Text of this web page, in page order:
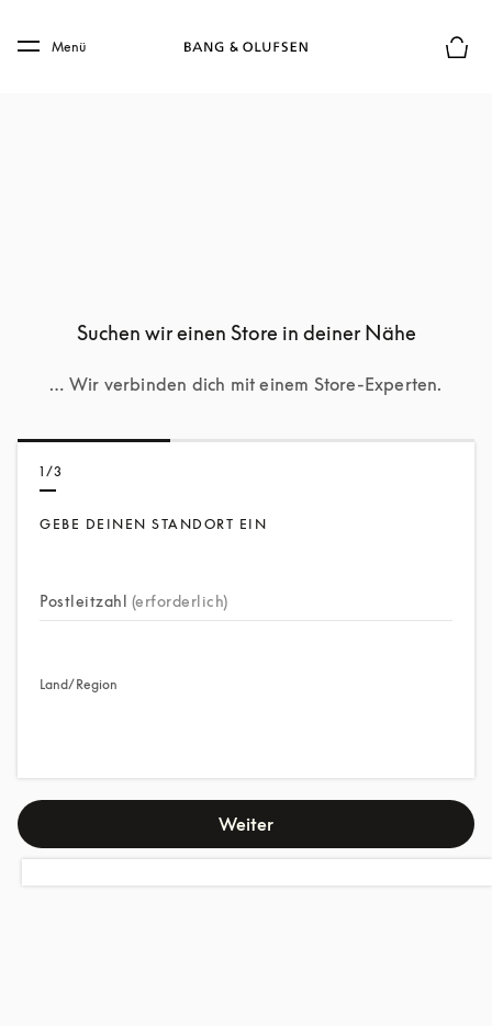
Skip to main footer
Menü
Suchen wir einen Store in deiner Nähe
… Wir verbinden dich mit einem Store-Experten.
1/3
GEBE DEINEN STANDORT EIN
Postleitzahl (erforderlich)
Land/Region
Weiter